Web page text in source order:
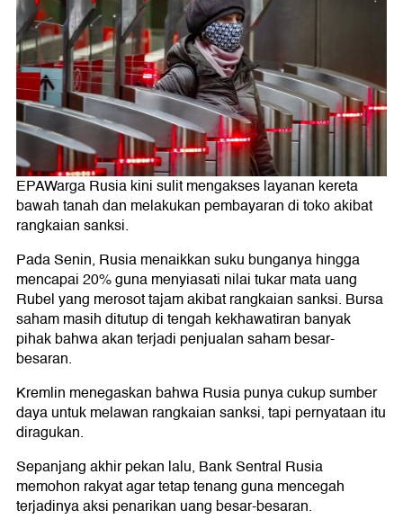
EPAWarga Rusia kini sulit mengakses layanan kereta
bawah tanah dan melakukan pembayaran di toko akibat
rangkaian sanksi.
Pada Senin, Rusia menaikkan suku bunganya hingga
mencapai 20% guna menyiasati nilai tukar mata uang
Rubel yang merosot tajam akibat rangkaian sanksi. Bursa
saham masih ditutup di tengah kekhawatiran banyak
pihak bahwa akan terjadi penjualan saham besar-
besaran.
Kremlin menegaskan bahwa Rusia punya cukup sumber
daya untuk melawan rangkaian sanksi, tapi pernyataan itu
diragukan.
Sepanjang akhir pekan lalu, Bank Sentral Rusia
memohon rakyat agar tetap tenang guna mencegah
terjadinya aksi penarikan uang besar-besaran.